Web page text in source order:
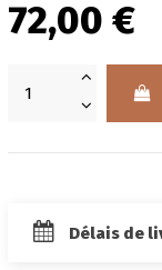
72,00 €
Délais de